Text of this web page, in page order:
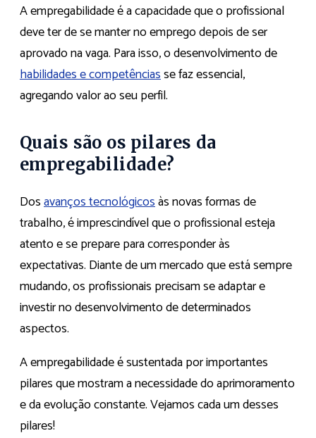
A empregabilidade é a capacidade que o profissional
deve ter de se manter no emprego depois de ser
aprovado na vaga. Para isso, o desenvolvimento de
habilidades e competênciasse faz essencial,
agregando valor ao seu perfil.
Quais são os pilares da
empregabilidade?
Dosavanços tecnológicosàs novas formas de
trabalho, é imprescindível que o profissional esteja
atento e se prepare para corresponder às
expectativas. Diante de um mercado que está sempre
mudando, os profissionais precisam se adaptar e
investir no desenvolvimento de determinados
aspectos.
A empregabilidade é sustentada por importantes
pilares que mostram a necessidade do aprimoramento
e da evolução constante. Vejamos cada um desses
pilares!